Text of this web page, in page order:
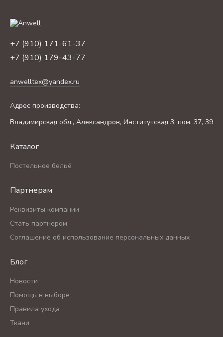
+7 (910) 171-61-37
+7 (910) 179-43-77
anwelltex@yandex.ru
Адрес производства:
Владимирская обл., Александров, Институтская 3, пом. 37, 39
Каталог
Постельное бельё
Партнерам
Реквизиты компании
Стать партнером
Соглашение об использование персональных данных
Блог
Новости
Помощь в выборе
Правила ухода
Ткани